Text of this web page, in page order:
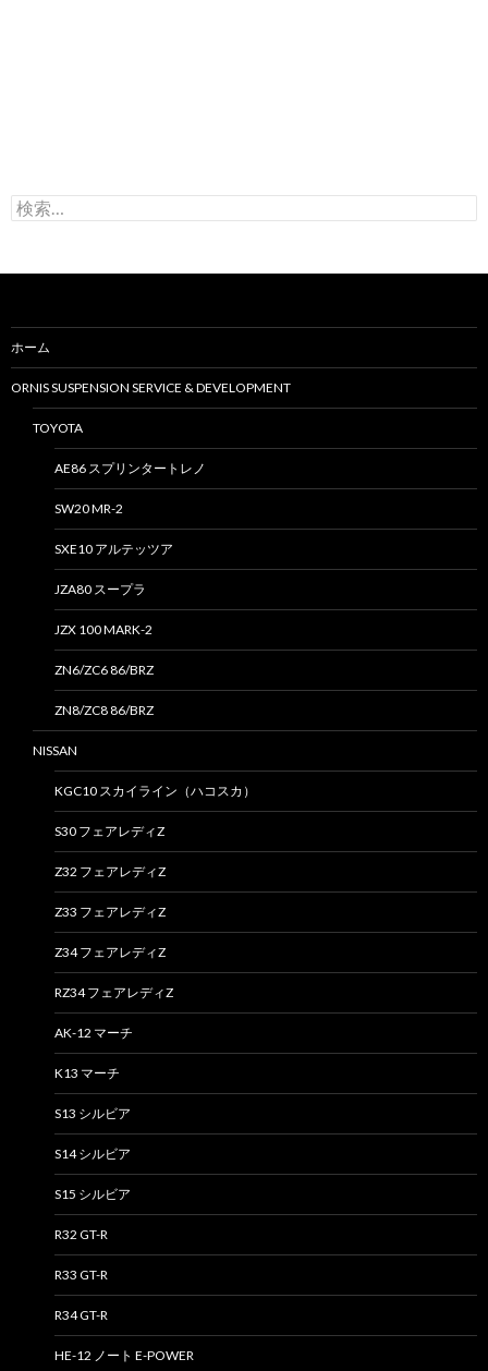
検
索
ホーム
ORNIS SUSPENSION SERVICE & DEVELOPMENT
TOYOTA
AE86 スプリンタートレノ
SW20 MR-2
SXE10 アルテッツア
JZA80 スープラ
JZX 100 MARK-2
ZN6/ZC6 86/BRZ
ZN8/ZC8 86/BRZ
NISSAN
KGC10 スカイライン（ハコスカ）
S30 フェアレディZ
Z32 フェアレディZ
Z33 フェアレディZ
Z34 フェアレディZ
RZ34 フェアレディZ
AK-12 マーチ
K13 マーチ
S13 シルビア
S14 シルビア
S15 シルビア
R32 GT-R
R33 GT-R
R34 GT-R
HE-12 ノート E-POWER